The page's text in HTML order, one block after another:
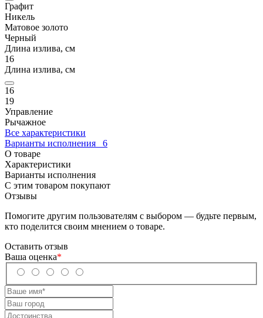
Графит
Никель
Матовое золото
Черный
Длина излива, см
16
Длина излива, см
16
19
Управление
Рычажное
Все характеристики
Варианты исполнения 6
О товаре
Характеристики
Варианты исполнения
С этим товаром покупают
Отзывы
Помогите другим пользователям с выбором — будьте первым,
кто поделится своим мнением о товаре.
Оставить отзыв
Ваша оценка*